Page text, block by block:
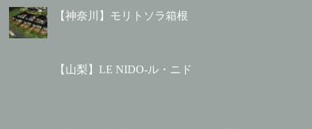
【神奈川】モリトソラ箱根
【山梨】LE NIDO-ル・ニド